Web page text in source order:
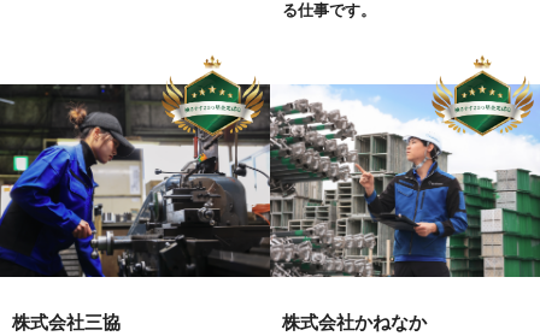
る仕事です。
株式会社三協 株式会社かねなか